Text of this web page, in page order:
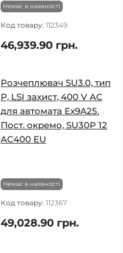
Немає в наявності
Код товару: 112349
46,939.90 грн.
Розчеплювач SU3.0, тип
Р, LSI захист, 400 V AC
для автомата Ex9A25.
Пост. окремо, SU30P 12
AC400 EU
Немає в наявності
Код товару: 112367
49,028.90 грн.